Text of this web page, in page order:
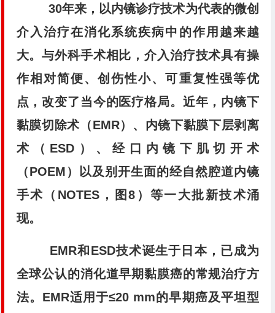
30年来，以内镜诊疗技术为代表的微创
介入治疗在消化系统疾病中的作用越来越
大。与外科手术相比，介入治疗技术具有操
作相对简便、创伤性小、可重复性强等优
点，改变了当今的医疗格局。近年，内镜下
黏膜切除术（EMR）、内镜下黏膜下层剥离
术（ESD）、经口内镜下肌切开术
（POEM）以及别开生面的经自然腔道内镜
手术（NOTES，图8）等一大批新技术涌
现。
EMR和ESD技术诞生于日本，已成为
全球公认的消化道早期黏膜癌的常规治疗方
法。EMR适用于≤20 mm的早期癌及平坦型